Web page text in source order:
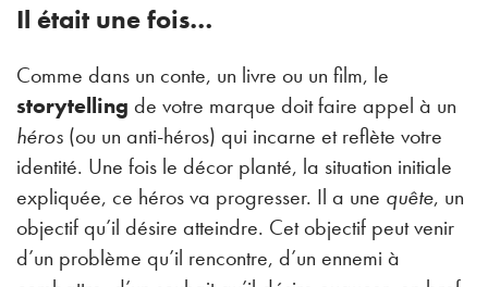
Il était une fois…
Comme dans un conte, un livre ou un film, le
storytelling de votre marque doit faire appel à un
héros (ou un anti-héros) qui incarne et reflète votre
identité. Une fois le décor planté, la situation initiale
expliquée, ce héros va progresser. Il a une quête, un
objectif qu’il désire atteindre. Cet objectif peut venir
d’un problème qu’il rencontre, d’un ennemi à